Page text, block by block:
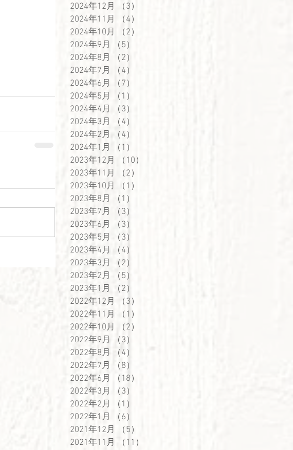
2024年12月
（3）
2024年11月
（4）
2024年10月
（2）
2024年9月
（5）
2024年8月
（2）
2024年7月
（4）
2024年6月
（7）
2024年5月
（1）
2024年4月
（3）
2024年3月
（4）
2024年2月
（4）
2024年1月
（1）
2023年12月
（10）
2023年11月
（2）
2023年10月
（1）
2023年8月
（1）
2023年7月
（3）
2023年6月
（3）
2023年5月
（3）
2023年4月
（4）
2023年3月
（2）
2023年2月
（5）
2023年1月
（2）
2022年12月
（3）
2022年11月
（1）
2022年10月
（2）
2022年9月
（3）
2022年8月
（4）
2022年7月
（8）
2022年6月
（18）
2022年3月
（3）
2022年2月
（1）
2022年1月
（6）
2021年12月
（5）
2021年11月
（11）